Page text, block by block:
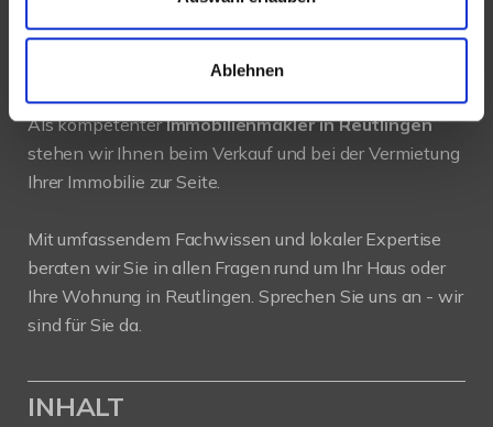
Ablehnen
Als kompetenterImmobilienmakler in Reutlingen
stehen wir Ihnen beim Verkauf und bei der Vermietung
Ihrer Immobilie zur Seite.
Mit umfassendem Fachwissen und lokaler Expertise
beraten wir Sie in allen Fragen rund um Ihr Haus oder
Ihre Wohnung in Reutlingen. Sprechen Sie uns an - wir
sind für Sie da.
INHALT